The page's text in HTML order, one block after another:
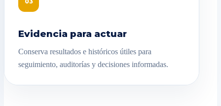
Evidencia para actuar
Conserva resultados e históricos útiles para
seguimiento, auditorías y decisiones informadas.